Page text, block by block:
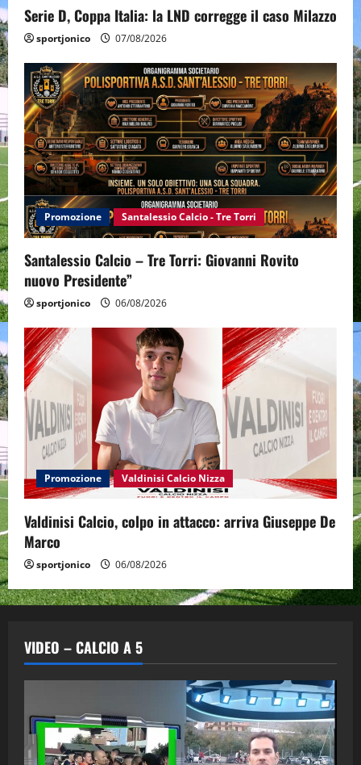
Serie D, Coppa Italia: la LND corregge il caso Milazzo
sportjonico 07/08/2026
Promozione Santalessio Calcio - Tre Torri
Santalessio Calcio – Tre Torri: Giovanni Rovito
nuovo Presidente”
sportjonico 06/08/2026
Promozione Valdinisi Calcio Nizza
Valdinisi Calcio, colpo in attacco: arriva Giuseppe De
Marco
sportjonico 06/08/2026
VIDEO – CALCIO A 5